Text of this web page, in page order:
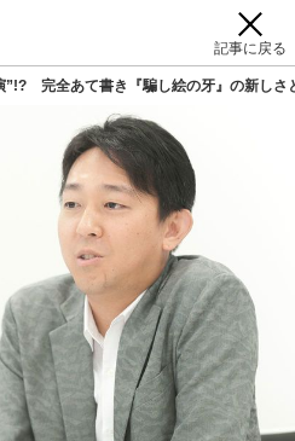
記事に戻る
”!? 完全あて書き『騙し絵の牙』の新し